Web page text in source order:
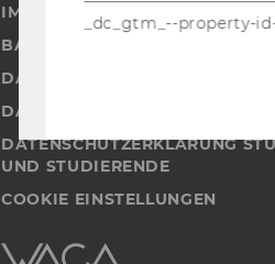
IMPRESSUM
DATENSCHUTZERKLÄRUNG
DATENSCHUTZERKLÄRUNG
DATENSCHUTZERKLÄRUNG
UND STUDIERENDE
COOKIE EINSTELLUNGEN
Barrierefreiheitserklärung
_dc_gtm_--property-